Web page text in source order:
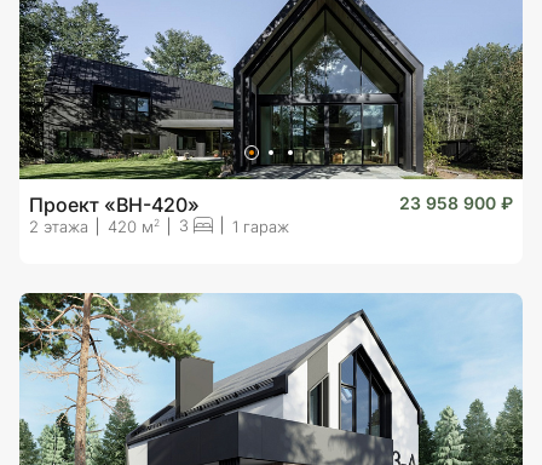
Проект «BH-420» 23 958 900 ₽
2 этажа 420 м 2 3 1 гараж